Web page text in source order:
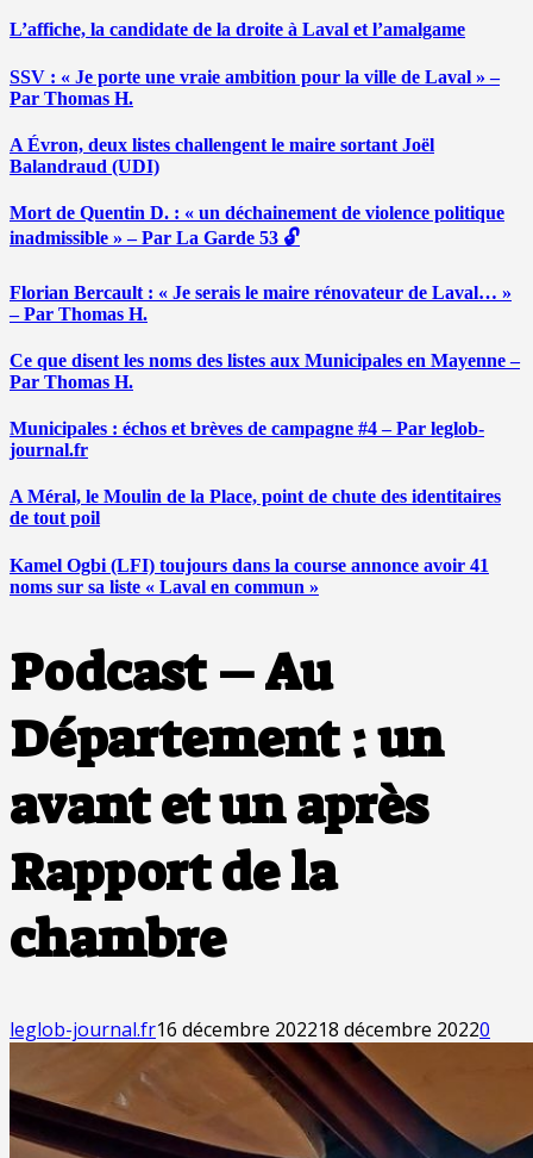
L’affiche, la candidate de la droite à Laval et l’amalgame
SSV : « Je porte une vraie ambition pour la ville de Laval » –
Par Thomas H.
A Évron, deux listes challengent le maire sortant Joël
Balandraud (UDI)
Mort de Quentin D. : « un déchainement de violence politique
inadmissible » – Par La Garde 53 🔓
Florian Bercault : « Je serais le maire rénovateur de Laval… »
– Par Thomas H.
Ce que disent les noms des listes aux Municipales en Mayenne –
Par Thomas H.
Municipales : échos et brèves de campagne #4 – Par leglob-
journal.fr
A Méral, le Moulin de la Place, point de chute des identitaires
de tout poil
Kamel Ogbi (LFI) toujours dans la course annonce avoir 41
noms sur sa liste « Laval en commun »
Podcast – Au
Département : un
avant et un après
Rapport de la
chambre
leglob-journal.fr16 décembre 202218 décembre 20220